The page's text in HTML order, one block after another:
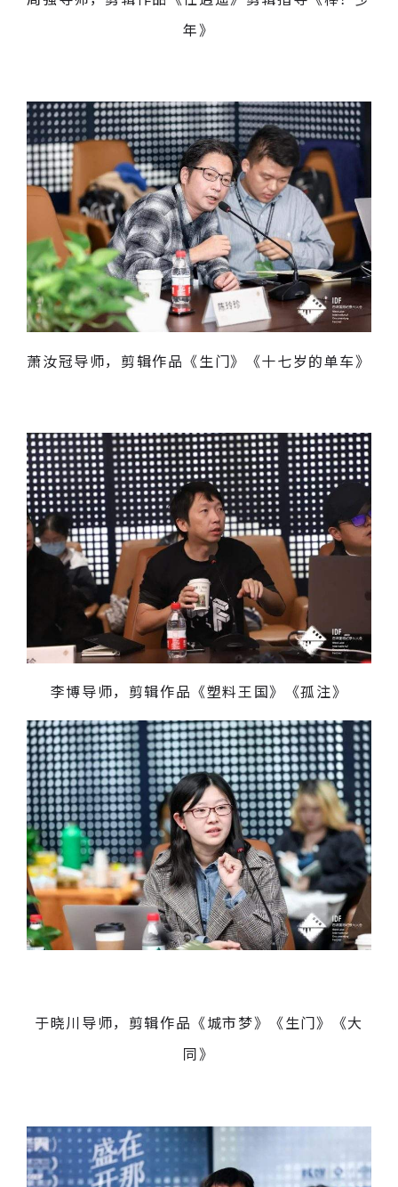
年》
萧汝冠导师，剪辑作品《生门》《十七岁的单车》
李博导师，剪辑作品《塑料王国》《孤注》
于晓川导师，剪辑作品《城市梦》《生门》《大
同》